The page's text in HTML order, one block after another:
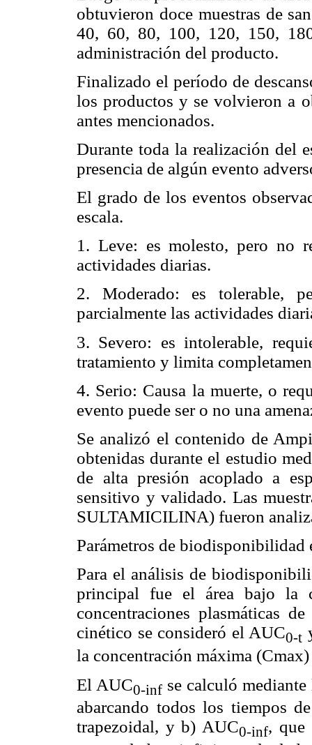
obtuvieron doce muestras de
40, 60, 80, 100, 120, 150,
administración del producto.
Finalizado el período de
los productos y se volvieron a
antes mencionados.
Durante toda la realización del
presencia de algún evento
El grado de los eventos
escala.
1. Leve: es molesto, pero no
actividades diarias.
2. Moderado: es tolerable,
parcialmente las actividades
3. Severo: es intolerable,
tratamiento y limita
4. Serio: Causa la muerte, o
evento puede ser o no una
Se analizó el contenido de
obtenidas durante el estudio
de alta presión acoplado a
sensitivo y validado. Las
SULTAMICILINA) fueron
Parámetros de biodisponibilidad
Para el análisis de
principal fue el área bajo la
concentraciones plasmáticas
cinético se consideró el AUC0-t
la concentración máxima
El AUC0-inf se calculó
abarcando todos los tiempos
trapezoidal, y b) AUC0-inf, que